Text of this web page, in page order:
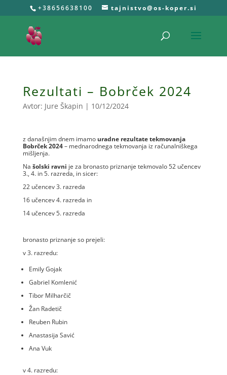
+38656638100 tajnistvo@os-koper.si
Rezultati – Bobrček 2024
Avtor: Jure Škapin | 10/12/2024
z današnjim dnem imamo uradne rezultate tekmovanja
Bobrček 2024– mednarodnega tekmovanja iz računalniškega
mišljenja.
Na šolski ravni je za bronasto priznanje tekmovalo 52 učencev
3., 4. in 5. razreda, in sicer:
22 učencev 3. razreda
16 učencev 4. razreda in
14 učencev 5. razreda
bronasto priznanje so prejeli:
v 3. razredu:
Emily Gojak
Gabriel Komlenić
Tibor Milharčič
Žan Radetič
Reuben Rubin
Anastasija Savić
Ana Vuk
v 4. razredu: